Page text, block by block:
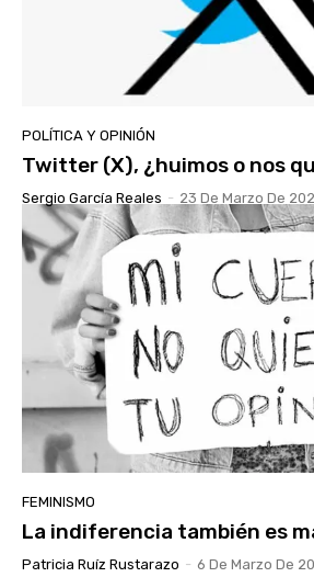
POLÍTICA Y OPINIÓN
Twitter (X), ¿huimos o nos
Sergio García Reales - 23 De Marzo De
FEMINISMO
La indiferencia también es
Patricia Ruíz Rustarazo - 6 De Marzo De